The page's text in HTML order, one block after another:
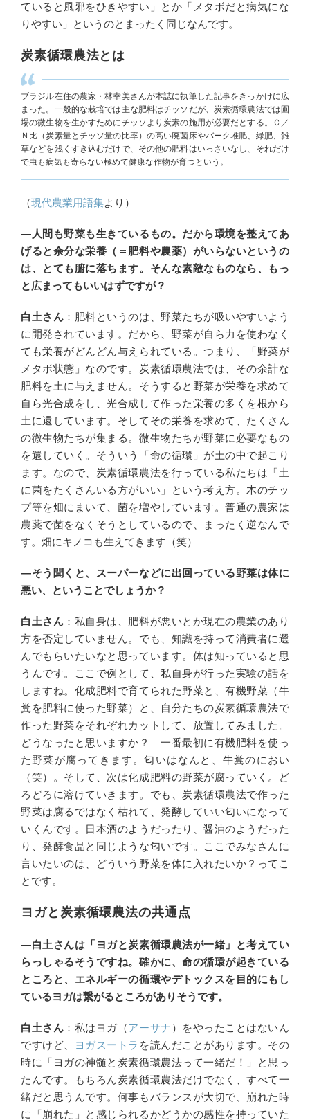
ていると風邪をひきやすい」とか「メタボだと病気にな
りやすい」というのとまったく同じなんです。
炭素循環農法とは
ブラジル在住の農家・林幸美さんが本誌に執筆した記事をきっかけに広
まった。一般的な栽培では主な肥料はチッソだが、炭素循環農法では圃
場の微生物を生かすためにチッソより炭素の施用が必要だとする。Ｃ／
Ｎ比（炭素量とチッソ量の比率）の高い廃菌床やバーク堆肥、緑肥、雑
草などを浅くすき込むだけで、その他の肥料はいっさいなし、それだけ
で虫も病気も寄らない極めて健康な作物が育つという。
（現代農業用語集より）
―人間も野菜も生きているもの。だから環境を整えてあ
げると余分な栄養（＝肥料や農薬）がいらないというの
は、とても腑に落ちます。そんな素敵なものなら、もっ
と広まってもいいはずですが？
白土さん ：肥料というのは、野菜たちが吸いやすいよう
に開発されています。だから、野菜が自ら力を使わなく
ても栄養がどんどん与えられている。つまり、「野菜が
メタボ状態」なのです。炭素循環農法では、その余計な
肥料を土に与えません。そうすると野菜が栄養を求めて
自ら光合成をし、光合成して作った栄養の多くを根から
土に還しています。そしてその栄養を求めて、たくさん
の微生物たちが集まる。微生物たちが野菜に必要なもの
を還していく。そういう「命の循環」が土の中で起こり
ます。なので、炭素循環農法を行っている私たちは「土
に菌をたくさんいる方がいい」という考え方。木のチッ
プ等を畑にまいて、菌を増やしています。普通の農家は
農薬で菌をなくそうとしているので、まったく逆なんで
す。畑にキノコも生えてきます（笑）
―そう聞くと、スーパーなどに出回っている野菜は体に
悪い、ということでしょうか？
白土さん ：私自身は、肥料が悪いとか現在の農業のあり
方を否定していません。でも、知識を持って消費者に選
んでもらいたいなと思っています。体は知っていると思
うんです。ここで例として、私自身が行った実験の話を
しますね。化成肥料で育てられた野菜と、有機野菜（牛
糞を肥料に使った野菜）と、自分たちの炭素循環農法で
作った野菜をそれぞれカットして、放置してみました。
どうなったと思いますか？ 一番最初に有機肥料を使っ
た野菜が腐ってきます。匂いはなんと、牛糞のにおい
（笑）。そして、次は化成肥料の野菜が腐っていく。ど
ろどろに溶けていきます。でも、炭素循環農法で作った
野菜は腐るではなく枯れて、発酵していい匂いになって
いくんです。日本酒のようだったり、醤油のようだった
り、発酵食品と同じような匂いです。ここでみなさんに
言いたいのは、どういう野菜を体に入れたいか？ってこ
とです。
ヨガと炭素循環農法の共通点
―白土さんは「ヨガと炭素循環農法が一緒」と考えてい
らっしゃるそうですね。確かに、命の循環が起きている
ところと、エネルギーの循環やデトックスを目的にもし
ているヨガは繋がるところがありそうです。
白土さん ：私はヨガ（アーサナ ）をやったことはないん
ですけど、
ヨガスートラ を読んだことがあります。その
時に「ヨガの神髄と炭素循環農法って一緒だ！」と思っ
たんです。もちろん炭素循環農法だけでなく、すべて一
緒だと思うんです。何事もバランスが大切で、崩れた時
に「崩れた」と感じられるかどうかの感性を持っていた